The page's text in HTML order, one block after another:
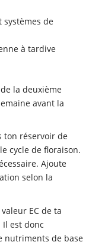
systèmes de
à tardive
la deuxième
avant la
ton réservoir de
cycle de floraison.
Ajoute
selon la
EC de ta
est donc
nutriments de base